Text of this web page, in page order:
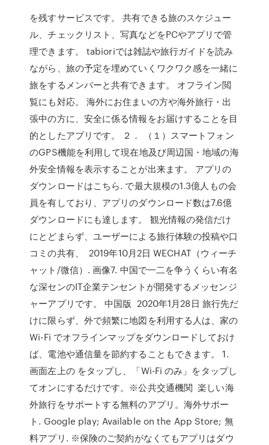
を残すサービスです。 共有できる旅のスケジュー
ル、チェックリスト、写真などをPCやアプリで管
理できます。 tabioriでは雑誌や旅行ガイドを読み
ながら、旅の予定を埋めていくワクワク感を一緒に
旅をするメンバーと共有できます。 オフライン閲
覧にも対応。 海外にお住まいの方や海外旅行・出
張中の方に、安全に係る情報をお届けすることを目
的としたアプリです。 ２． （１）スマートフォン
のGPS機能を利用して現在地及び周辺国・地域の海
外安全情報を表示することが出来ます。 アプリの
ダウンロードはこちら. で最大規模の1.3億人もの会
員を有しており、アプリのダウンロード数は7.6億
ダウンロードにも達します。 観光情報の発信だけ
にとどまらず、ユーザーによる旅行体験の投稿や口
コミの共有、 2019年10月2日 WECHAT（ウィーチ
ャット/微信）. 画像7. 中国で一二を争うくらい有名
な深センのIT企業テンセントが開発するメッセンジ
ャーアプリです。 中国版 2020年1月28日 旅行先だ
けに限らず、外で頻繁に地図を利用する人は、家の
Wi-Fi でオフラインマップをダウンロードしておけ
ば、電池や通信量を節約することもできます。 1.
画面左上の をタップし、「Wi-Fi のみ」をタップし
てオンにするだけです。※公共交通機関 楽しい海
外旅行をサポートする無料のアプリ。海外サポー
ト. Google play; Available on the App Store; 無
料アプリ. ※保険のご契約がなくてもアプリはダウ